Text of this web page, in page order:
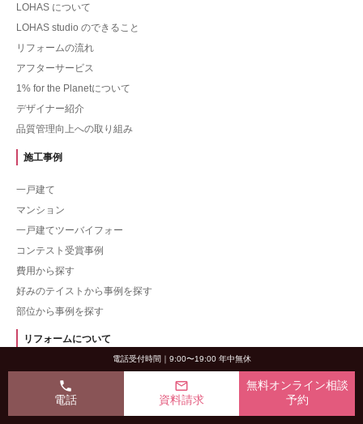
LOHAS について
LOHAS studio のできること
リフォームの流れ
アフターサービス
1% for the Planetについて
デザイナー紹介
品質管理向上への取り組み
施工事例
一戸建て
マンション
一戸建てツーバイフォー
コンテスト受賞事例
費用から探す
好みのテイストから事例を探す
部位から事例を探す
リフォームについて
マンションリフォーム
リノベーション
電話受付時間｜9:00〜19:00 年中無休
phone
電話
mail_outline
資料請求
無料オンライン相談
予約